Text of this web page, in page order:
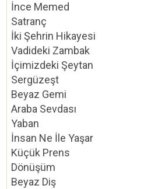
İnce Memed
Satranç
İki Şehrin Hikayesi
Vadideki Zambak
İçimizdeki Şeytan
Sergüzeşt
Beyaz Gemi
Araba Sevdası
Yaban
İnsan Ne İle Yaşar
Küçük Prens
Dönüşüm
Beyaz Diş